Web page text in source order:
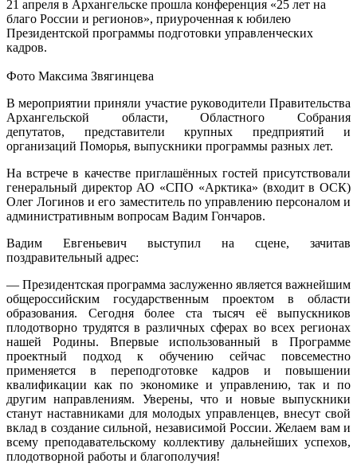
21 апреля в Архангельске прошла конференция «25 лет на
благо России и регионов», приуроченная к юбилею
Президентской программы подготовки управленческих
кадров.
Фото Максима Звягинцева
В мероприятии приняли участие руководители Правительства
Архангельской области, Областного Собрания
депутатов, представители крупных предприятий и
организаций Поморья, выпускники программы разных лет.
На встрече в качестве приглашённых гостей присутствовали
генеральный директор АО «СПО «Арктика» (входит в ОСК)
Олег Логинов и его заместитель по управлению персоналом и
административным вопросам Вадим Гончаров.
Вадим Евгеньевич выступил на сцене, зачитав
поздравительный адрес:
— Президентская программа заслуженно является важнейшим
общероссийским государственным проектом в области
образования. Сегодня более ста тысяч её выпускников
плодотворно трудятся в различных сферах во всех регионах
нашей Родины. Впервые использованный в Программе
проектный подход к обучению сейчас повсеместно
применяется в переподготовке кадров и повышении
квалификации как по экономике и управлению, так и по
другим направлениям. Уверены, что и новые выпускники
станут наставниками для молодых управленцев, внесут свой
вклад в создание сильной, независимой России. Желаем вам и
всему преподавательскому коллективу дальнейших успехов,
плодотворной работы и благополучия!